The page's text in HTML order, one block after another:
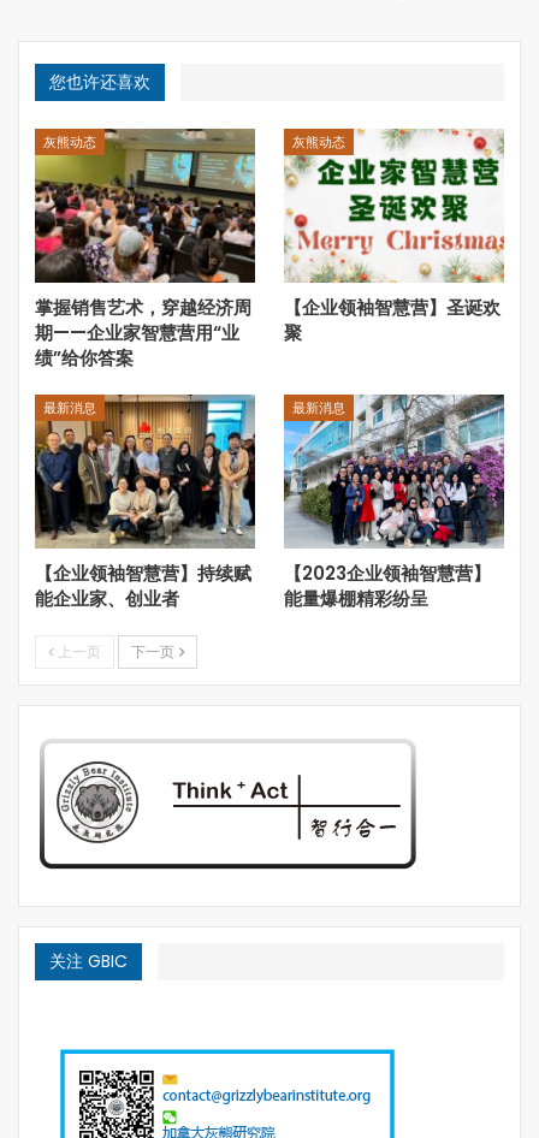
关键机会，例如排除毒素、加强记忆、重新组织和整合新旧
根据Laval大学研究人员进行的一项研究，睡眠障碍影响了
40％的加拿大成年人。无法安然入睡是许多慢性疾病的常
见原因。睡眠丧失和睡眠障碍的长期累积影响与广泛的有害
健康后果相关，包括高血压、糖尿病、肥胖、抑郁、心脏病
发作和使中风的风险增加。
我们将邀请知名教授和健康专家从生理、心理的角度，分享
关于睡眠的知识与健康。特别是慢波睡眠（SWS）的传统
导波等方法。我们诚挚地欢迎您参加这个论坛。
您也许还喜欢
灰熊动态
掌握销售艺术，穿越经济周
期——企业家智慧营用“业
绩”给你答案
灰熊动态
【企业领袖智慧营】圣诞欢
聚
最新消息
【企业领袖智慧营】持续赋
能企业家、创业者
最新消息
【2023企业领袖智慧营】
能量爆棚精彩纷呈
上一页 下一页
关注 GBIC